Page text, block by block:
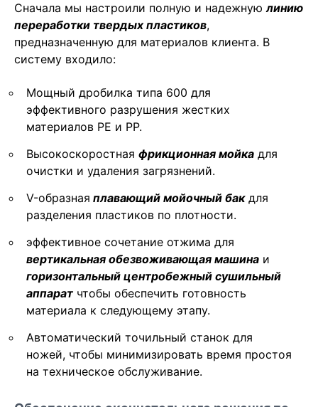
Сначала мы настроили полную и надежнуюлинию
переработки твердых пластиков,
предназначенную для материалов клиента. В
систему входило:
Мощный дробилка типа 600 для
эффективного разрушения жестких
материалов PE и PP.
Высокоскоростная фрикционная мойка для
очистки и удаления загрязнений.
V-образная плавающий мойочный бакдля
разделения пластиков по плотности.
эффективное сочетание отжима для
вертикальная обезвоживающая машина и
горизонтальный центробежный сушильный
аппарат чтобы обеспечить готовность
материала к следующему этапу.
Автоматический точильный станок для
ножей, чтобы минимизировать время простоя
на техническое обслуживание.